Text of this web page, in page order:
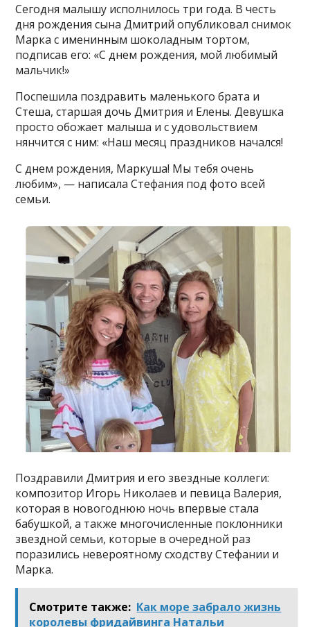
Сегодня малышу исполнилось три года. В честь
дня рождения сына Дмитрий опубликовал снимок
Марка с именинным шоколадным тортом,
подписав его: «С днем рождения, мой любимый
мальчик!»
Поспешила поздравить маленького брата и
Стеша, старшая дочь Дмитрия и Елены. Девушка
просто обожает малыша и с удовольствием
нянчится с ним: «Наш месяц праздников начался!
С днем рождения, Маркуша! Мы тебя очень
любим», — написала Стефания под фото всей
семьи.
Поздравили Дмитрия и его звездные коллеги:
композитор Игорь Николаев и певица Валерия,
которая в новогоднюю ночь впервые стала
бабушкой, а также многочисленные поклонники
звездной семьи, которые в очередной раз
поразились невероятному сходству Стефании и
Марка.
Смотрите также: Как море забрало жизнь
королевы фридайвинга Натальи